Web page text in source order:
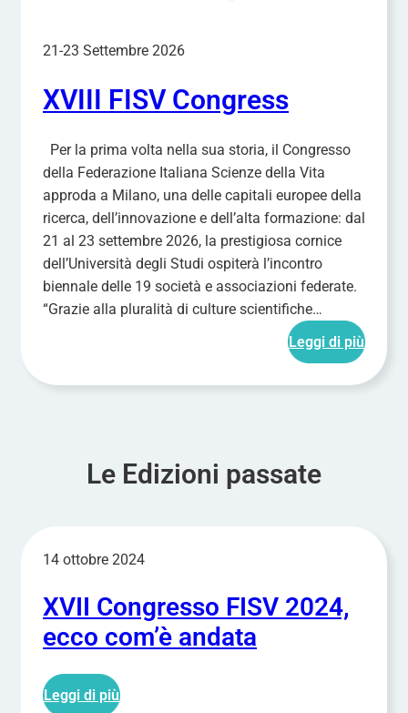
21-23 Settembre 2026
XVIII FISV Congress
Per la prima volta nella sua storia, il Congresso
della Federazione Italiana Scienze della Vita
approda a Milano, una delle capitali europee della
ricerca, dell’innovazione e dell’alta formazione: dal
21 al 23 settembre 2026, la prestigiosa cornice
dell’Università degli Studi ospiterà l’incontro
biennale delle 19 società e associazioni federate.
“Grazie alla pluralità di culture scientifiche…
Leggi di più
Le Edizioni passate
14 ottobre 2024
XVII Congresso FISV 2024,
ecco com’è andata
Leggi di più